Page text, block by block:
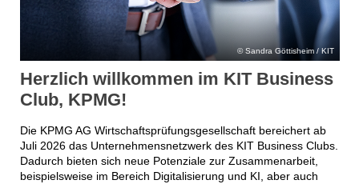
Sandra Göttisheim / KIT
Herzlich willkommen im KIT Business
Club, KPMG!
Die KPMG AG Wirtschaftsprüfungsgesellschaft bereichert ab
Juli 2026 das Unternehmensnetzwerk des KIT Business Clubs.
Dadurch bieten sich neue Potenziale zur Zusammenarbeit,
beispielsweise im Bereich Digitalisierung und KI, aber auch